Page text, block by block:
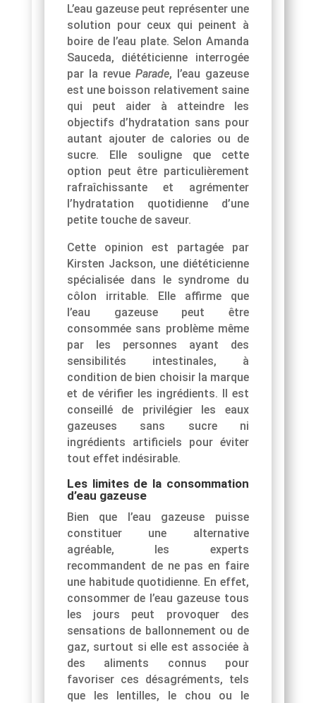
L’eau gazeuse peut représenter une
solution pour ceux qui peinent à
boire de l’eau plate. Selon Amanda
Sauceda, diététicienne interrogée
par la revue Parade, l’eau gazeuse
est une boisson relativement saine
qui peut aider à atteindre les
objectifs d’hydratation sans pour
autant ajouter de calories ou de
sucre. Elle souligne que cette
option peut être particulièrement
rafraîchissante et agrémenter
l’hydratation quotidienne d’une
petite touche de saveur.
Cette opinion est partagée par
Kirsten Jackson, une diététicienne
spécialisée dans le syndrome du
côlon irritable. Elle affirme que
l’eau gazeuse peut être
consommée sans problème même
par les personnes ayant des
sensibilités intestinales, à
condition de bien choisir la marque
et de vérifier les ingrédients. Il est
conseillé de privilégier les eaux
gazeuses sans sucre ni
ingrédients artificiels pour éviter
tout effet indésirable.
Les limites de la consommation
d’eau gazeuse
Bien que l’eau gazeuse puisse
constituer une alternative
agréable, les experts
recommandent de ne pas en faire
une habitude quotidienne. En effet,
consommer de l’eau gazeuse tous
les jours peut provoquer des
sensations de ballonnement ou de
gaz, surtout si elle est associée à
des aliments connus pour
favoriser ces désagréments, tels
que les lentilles, le chou ou le